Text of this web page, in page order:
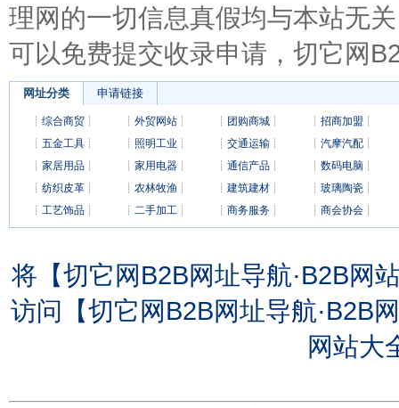
理网的一切信息真假均与本站无
可以免费提交收录申请，切它网
网址分类 申请链接
┊ 综合商贸 ┊ ┊ 外贸网站 ┊ ┊ 团购商城 ┊ ┊ 招商加盟 ┊
┊ 五金工具 ┊ ┊ 照明工业 ┊ ┊ 交通运输 ┊ ┊ 汽摩汽配┊
┊ 家居用品 ┊ ┊ 家用电器 ┊ ┊ 通信产品 ┊ ┊ 数码电脑 ┊
┊ 纺织皮革 ┊ ┊ 农林牧渔 ┊ ┊ 建筑建材 ┊ ┊ 玻璃陶瓷┊
┊ 工艺饰品 ┊ ┊ 二手加工 ┊ ┊ 商务服务 ┊ ┊ 商会协会┊
将【切它网B2B网址导航·B2B网
访问【切它网B2B网址导航·B2B
网站大